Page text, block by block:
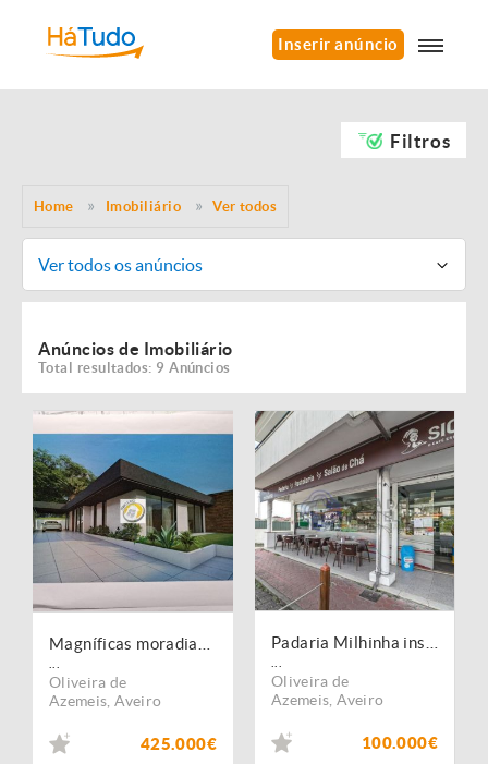
Inserir anúncio
Filtros
Home Imobiliário Ver todos
Ver todos os anúncios
Anúncios de Imobiliário
Total resultados: 9 Anúncios
Oliveira de
Azemeis ,Aveiro
425.000€
Oliveira de
Azemeis ,Aveiro
100.000€